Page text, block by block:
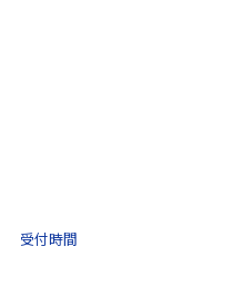
受付時間